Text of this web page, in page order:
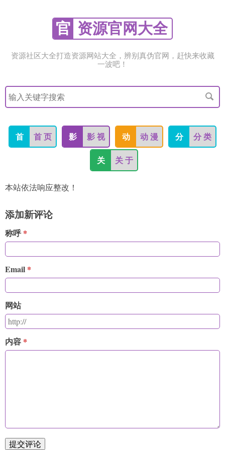
官 资源官网大全
资源社区大全打造资源网站大全，辨别真伪官网，赶快来收藏
一波吧！
搜
索
关
字
首 首 页 影 影 视 动 动 漫 分 分 类
关 关 于
本站依法响应整改！
添加新评论
称呼
Email
网站
内容
提交评论